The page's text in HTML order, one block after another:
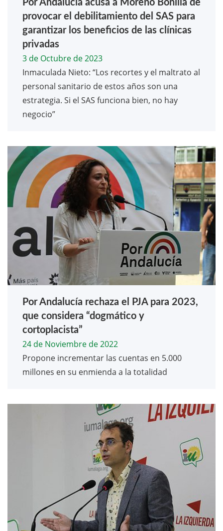
Por Andalucía acusa a Moreno Bonilla de
provocar el debilitamiento del SAS para
garantizar los beneficios de las clínicas
privadas
3 de Octubre de 2023
Inmaculada Nieto: “Los recortes y el maltrato al
personal sanitario de estos años son una
estrategia. Si el SAS funciona bien, no hay
negocio”
Por Andalucía rechaza el PJA para 2023,
que considera “dogmático y
cortoplacista”
24 de Noviembre de 2022
Propone incrementar las cuentas en 5.000
millones en su enmienda a la totalidad